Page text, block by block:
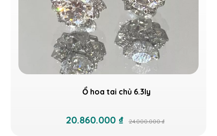
Ổ hoa tai chủ 6.3ly
20.860.000 ₫ 24.000.000 ₫